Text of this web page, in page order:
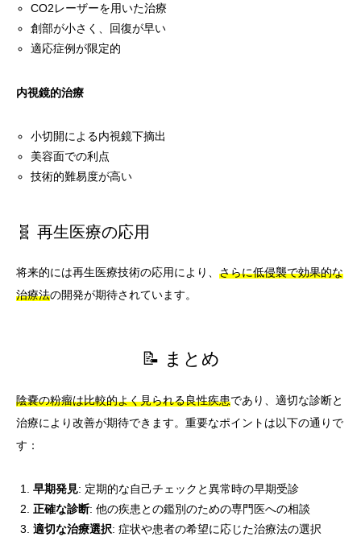
CO2レーザーを用いた治療
創部が小さく、回復が早い
適応症例が限定的
内視鏡的治療
小切開による内視鏡下摘出
美容面での利点
技術的難易度が高い
🧬 再生医療の応用
将来的には再生医療技術の応用により、 さらに低侵襲で効果的な
治療法の開発が期待されています。
📝 まとめ
陰嚢の粉瘤は比較的よく見られる良性疾患であり、適切な診断と
治療により改善が期待できます。重要なポイントは以下の通りで
す：
早期発見: 定期的な自己チェックと異常時の早期受診
正確な診断: 他の疾患との鑑別のための専門医への相談
適切な治療選択: 症状や患者の希望に応じた治療法の選択